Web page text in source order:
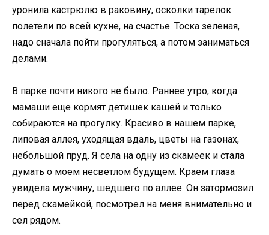
уронила кастрюлю в раковину, осколки тарелок
полетели по всей кухне, на счастье. Тоска зеленая,
надо сначала пойти прогуляться, а потом заниматься
делами.
В парке почти никого не было. Раннее утро, когда
мамаши еще кормят детишек кашей и только
собираются на прогулку. Красиво в нашем парке,
липовая аллея, уходящая вдаль, цветы на газонах,
небольшой пруд. Я села на одну из скамеек и стала
думать о моем несветлом будущем. Краем глаза
увидела мужчину, шедшего по аллее. Он затормозил
перед скамейкой, посмотрел на меня внимательно и
сел рядом.